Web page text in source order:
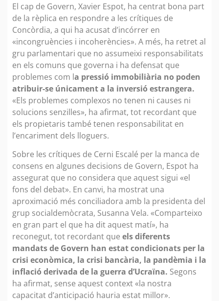
El cap de Govern, Xavier Espot, ha centrat bona part
de la rèplica en respondre a les crítiques de
Concòrdia, a qui ha acusat d’incórrer en
«incongruències i incoherències». A més, ha retret al
gru parlamentari que no assumeixi responsabilitats
en els comuns que governa i ha defensat que
problemes com la pressió immobiliària no poden
atribuir-se únicament a la inversió estrangera.
«Els problemes complexos no tenen ni causes ni
solucions senzilles», ha afirmat, tot recordant que
els propietaris també tenen responsabilitat en
l’encariment dels lloguers.
Sobre les crítiques de Cerni Escalé per la manca de
consens en algunes decisions de Govern, Espot ha
assegurat que no considera que aquest sigui «el
fons del debat». En canvi, ha mostrat una
aproximació més conciliadora amb la presidenta del
grup socialdemòcrata, Susanna Vela. «Comparteixo
en gran part el que ha dit aquest matí», ha
reconegut, tot recordant que els diferents
mandats de Govern han estatcondicionats per la
crisi econòmica, la crisi bancària, la pandèmia i la
inflació derivada de la guerra d’Ucraïna. Segons
ha afirmat, sense aquest context «la nostra
capacitat d’anticipació hauria estat millor».